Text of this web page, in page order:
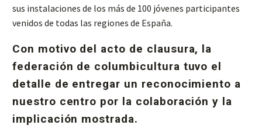
sus instalaciones de los más de 100 jóvenes participantes
venidos de todas las regiones de España.
Con motivo del acto de clausura, la
federación de columbicultura tuvo el
detalle de entregar un reconocimiento a
nuestro centro por la colaboración y la
implicación mostrada.